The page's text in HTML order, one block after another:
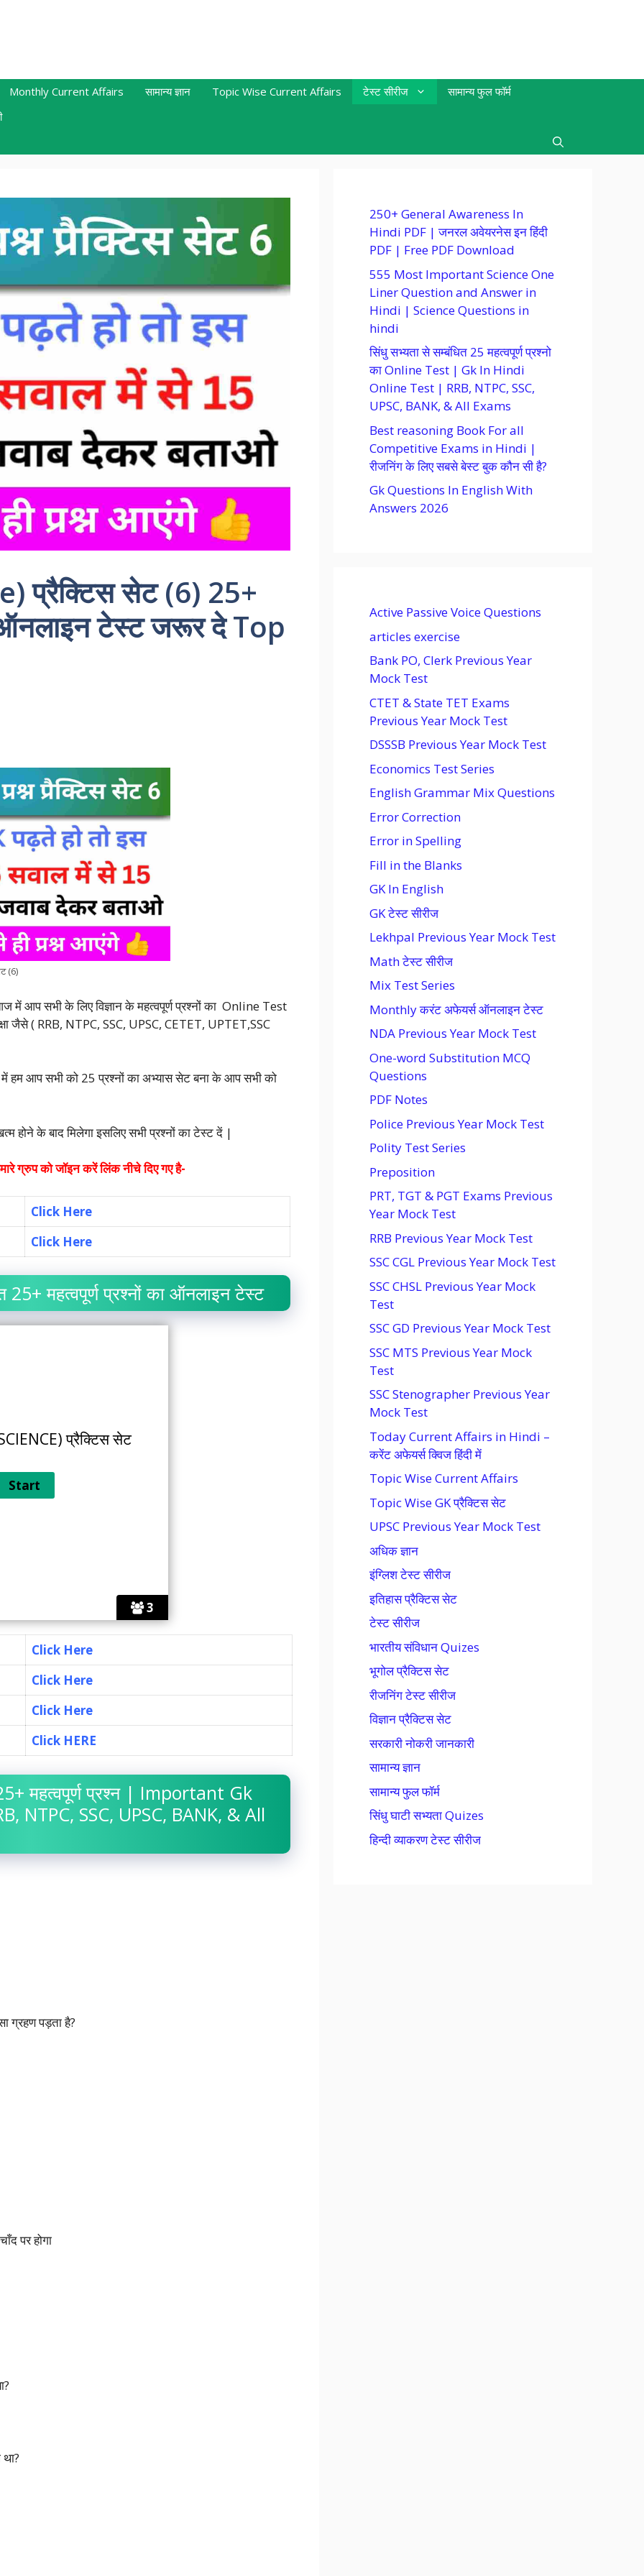
Monthly Current Affairs सामान्य ज्ञान Topic Wise Current Affairs टेस्ट सीरीज
सामान्य फुल फॉर्म
प्रैक्टिस सेट (6) 25+
ऑनलाइन टेस्ट जरूर दे Top
(6)
में आप सभी के लिए विज्ञान के महत्वपूर्ण प्रश्नों का Online Test
( RRB, NTPC, SSC, UPSC, CETET, UPTET,SSC
में हम आप सभी को 25 प्रश्नों का अभ्यास सेट बना के आप सभी को
के बाद मिलेगा इसलिए सभी प्रश्नों का टेस्ट दें |
ग्रुप को जॉइन करें लिंक नीचे दिए गए है-
Click Here
Click Here
25+ महत्वपूर्ण प्रश्नों का ऑनलाइन टेस्ट
3
प्रैक्टिस सेट
Click Here
Click Here
Click Here
Click HERE
महत्वपूर्ण प्रश्न | Important Gk
NTPC, SSC, UPSC, BANK, & All
ग्रहण पड़ता है?
पर होगा
था?
250+ General Awareness In
Hindi PDF | जनरल अवेयरनेस इन हिंदी
PDF | Free PDF Download
555 Most Important Science One
Liner Question and Answer in
Hindi | Science Questions in
hindi
सिंधु सभ्यता से सम्बंधित 25 महत्वपूर्ण प्रश्नो
का Online Test | Gk In Hindi
Online Test | RRB, NTPC, SSC,
UPSC, BANK, & All Exams
Best reasoning Book For all
Competitive Exams in Hindi |
रीजनिंग के लिए सबसे बेस्ट बुक कौन सी है?
Gk Questions In English With
Answers 2026
Active Passive Voice Questions
articles exercise
Bank PO, Clerk Previous Year
Mock Test
CTET & State TET Exams
Previous Year Mock Test
DSSSB Previous Year Mock Test
Economics Test Series
English Grammar Mix Questions
Error Correction
Error in Spelling
Fill in the Blanks
GK In English
GK टेस्ट सीरीज
Lekhpal Previous Year Mock Test
Math टेस्ट सीरीज
Mix Test Series
Monthly करंट अफेयर्स ऑनलाइन टेस्ट
NDA Previous Year Mock Test
One-word Substitution MCQ
Questions
PDF Notes
Police Previous Year Mock Test
Polity Test Series
Preposition
PRT, TGT & PGT Exams Previous
Year Mock Test
RRB Previous Year Mock Test
SSC CGL Previous Year Mock Test
SSC CHSL Previous Year Mock
Test
SSC GD Previous Year Mock Test
SSC MTS Previous Year Mock
Test
SSC Stenographer Previous Year
Mock Test
Today Current Affairs in Hindi –
करेंट अफेयर्स क्विज हिंदी में
Topic Wise Current Affairs
Topic Wise GK प्रैक्टिस सेट
UPSC Previous Year Mock Test
अधिक ज्ञान
इंग्लिश टेस्ट सीरीज
इतिहास प्रैक्टिस सेट
टेस्ट सीरीज
भारतीय संविधान Quizes
भूगोल प्रैक्टिस सेट
रीजनिंग टेस्ट सीरीज
विज्ञान प्रैक्टिस सेट
सरकारी नोकरी जानकारी
सामान्य ज्ञान
सामान्य फुल फॉर्म
सिंधु घाटी सभ्यता Quizes
हिन्दी व्याकरण टेस्ट सीरीज